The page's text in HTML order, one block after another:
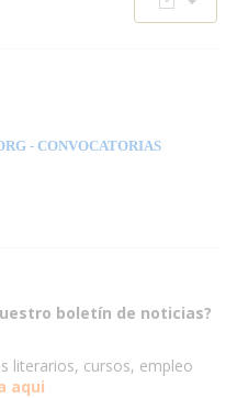
- CONVOCATORIAS
boletín de noticias?
literarios, cursos, empleo
aqui